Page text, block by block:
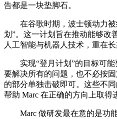
告都是一块垫脚石。
在谷歌时期，波士顿动力被
划”。这一计划旨在推动能够改
人工智能与机器人技术，重在
实现“登月计划”的目标可能
要解决所有的问题，也不必按
的部分单独击破即可。这些不
帮助 Marc 在正确的方向上取得
Marc 做研发最在意的是功能